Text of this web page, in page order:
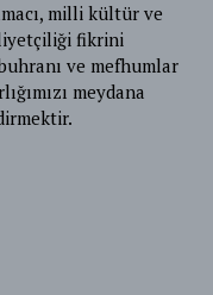
milli kültür ve
fikrini
ve mefhumlar
meydana